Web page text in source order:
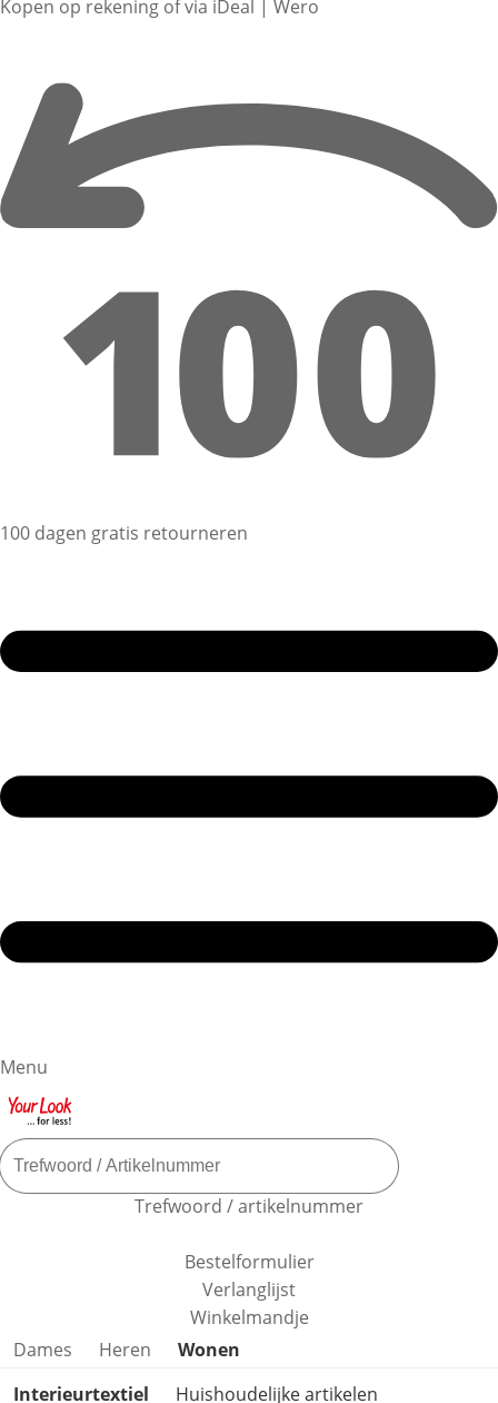
Kopen op rekening of via iDeal | Wero
100 dagen gratis retourneren
Menu
Trefwoord / artikelnummer
Bestelformulier
Verlanglijst
Winkelmandje
Productcategorieën overslaan
Dames Heren
Wonen
Interieurtextiel
Huishoudelijke artikelen